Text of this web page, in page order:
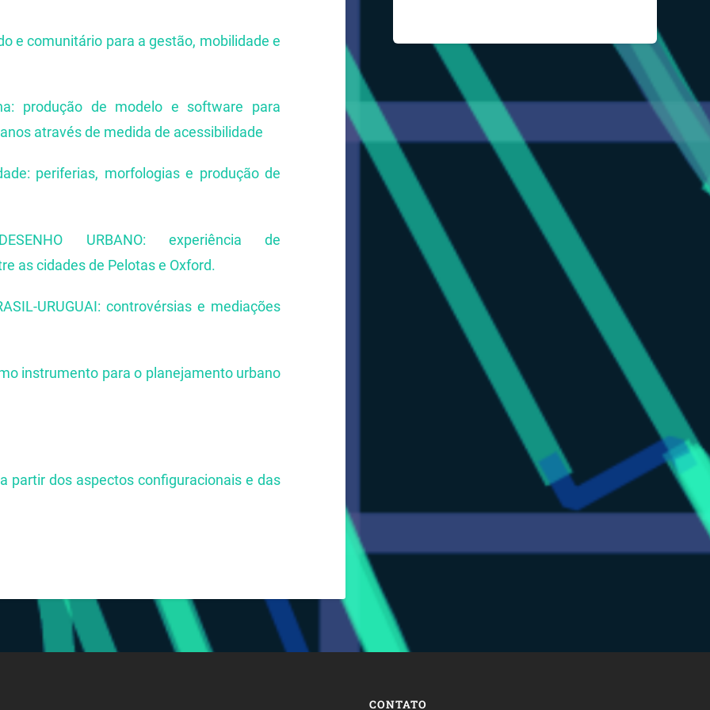
e comunitário para a gestão, mobilidade e
produção de modelo e software para
através de medida de acessibilidade
periferias, morfologias e produção de
URBANO: experiência de
as cidades de Pelotas e Oxford.
URUGUAI: controvérsias e mediações
instrumento para o planejamento urbano
partir dos aspectos configuracionais e das
CONTATO